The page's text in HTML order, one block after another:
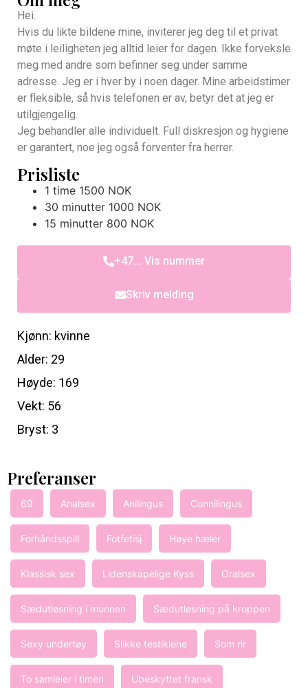
Hei.
Hvis du likte bildene mine, inviterer jeg deg til et privat
møte i leiligheten jeg alltid leier for dagen. Ikke forveksle
meg med andre som befinner seg under samme
adresse. Jeg er i hver by i noen dager. Mine arbeidstimer
er fleksible, så hvis telefonen er av, betyr det at jeg er
utilgjengelig.
Jeg behandler alle individuelt. Full diskresjon og hygiene
er garantert, noe jeg også forventer fra herrer.
Prisliste
1 time 1500 NOK
30 minutter 1000 NOK
15 minutter 800 NOK
+47... Vis nummer
Skriv melding
Kjønn: kvinne
Alder: 29
Høyde: 169
Vekt: 56
Bryst: 3
Preferanser
69 Analsex Anilingus Cunnilingus
Forhåndsspill Fotfetisj Høye hæler
Klassisk sex Lidenskapelige Kyss Oralsex
Sædutløsning i munnen Sædutløsning på kroppen
Sexy undertøy Slikke testiklene Som rir
To samleier i timen Ubeskyttet fransk